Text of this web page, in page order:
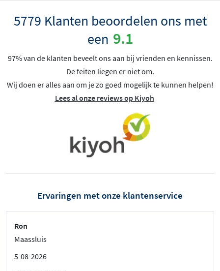
5779 Klanten beoordelen ons met
een 9.1
97% van de klanten beveelt ons aan bij vrienden en kennissen.
De feiten liegen er niet om.
Wij doen er alles aan om je zo goed mogelijk te kunnen helpen!
Lees al onze reviews op Kiyoh
Ervaringen met onze klantenservice
Ron
Maassluis
5-08-2026